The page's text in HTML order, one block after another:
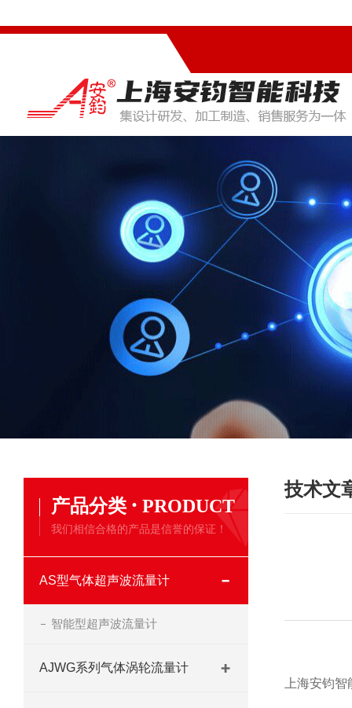
产品分类 · PRODUCT
我们相信合格的产品是信誉的保证！
AS型气体超声波流量计
智能型超声波流量计
AJWG系列气体涡轮流量计
技术文
上海安钧智